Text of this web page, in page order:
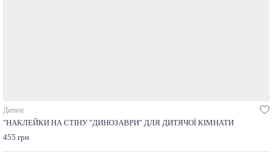
Дитячі
"НАКЛЕЙКИ НА СТІНУ "ДИНОЗАВРИ" ДЛЯ ДИТЯЧОЇ КІМНАТИ
455 грн